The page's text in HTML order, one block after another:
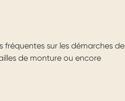
sur les démarches de
de monture ou encore